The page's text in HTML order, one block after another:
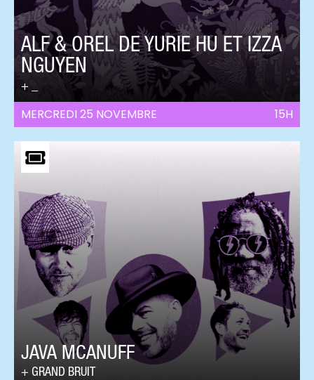
MERCREDI 25 NOVEMBRE 15H
ALF & OREL DE YURIE HU ET IZZA
NGUYEN
JAVA MCANUFF
GRAND BRUIT